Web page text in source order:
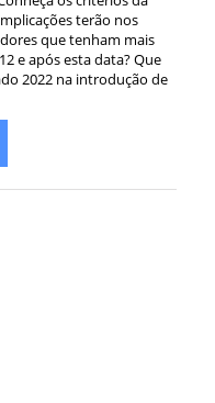
terão nos
que tenham mais
e após esta data? Que
2022 na introdução de